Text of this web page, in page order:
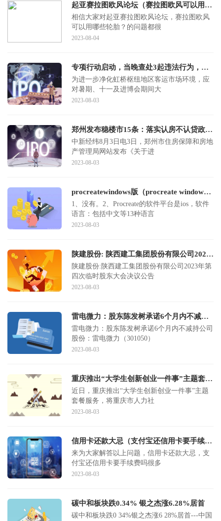
起亚赛拉图欧风论坛（赛拉图欧风可以用哪些轮胎？）
相信大家对起亚赛拉图欧风论坛，赛拉图欧风
可以用哪些轮胎？的问题都很
2023-08-04
专项行动启动，当晚查处3起违法行为，整治重点是...
为进一步净化虹桥枢纽地区客运市场环境，应
对暑期、十一及进博会期间大
2023-08-03
郑州发布稳楼市15条：落实认房不认贷政策 鼓励下调存量房贷利率
中新经纬8月3日电3日，郑州市住房保障和房地
产管理局网站发布《关于进
2023-08-03
procreatewindows版（procreate windows版）
1、没有。2、Procreate的软件平台是ios，软件
语言：包括中文等13种语言
2023-08-03
陕建股份: 陕西建工集团股份有限公司2023年第四次临时股东大会决议公告
陕建股份:陕西建工集团股份有限公司2023年第
四次临时股东大会决议公告
2023-08-03
雷电微力：股东陈发树承诺6个月内不减持公司股份
雷电微力：股东陈发树承诺6个月内不减持公司
股份：雷电微力（301050）
2023-08-03
重庆推出“大学生创新创业一件事”主题套餐服务：万个免费创业工位“即申即享”
近日，重庆推出“大学生创新创业一件事”主题
套餐服务，将重庆市人力社
2023-08-03
信用卡还款大忌（支付宝还信用卡要手续费吗）
来为大家解答以上问题，信用卡还款大忌，支
付宝还信用卡要手续费吗很多
2023-08-03
碳中和板块跌0.34% 银之杰涨6.28%居首
碳中和板块跌0 34%银之杰涨6 28%居首---中国